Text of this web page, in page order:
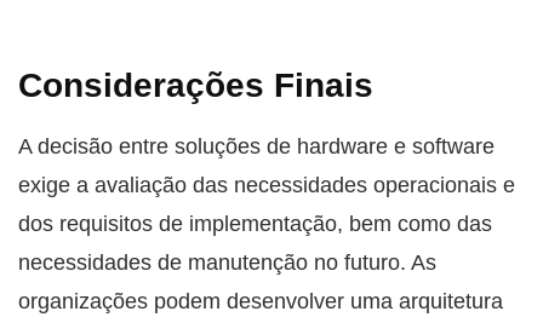
Considerações Finais
A decisão entre soluções de hardware e software
exige a avaliação das necessidades operacionais e
dos requisitos de implementação, bem como das
necessidades de manutenção no futuro. As
organizações podem desenvolver uma arquitetura